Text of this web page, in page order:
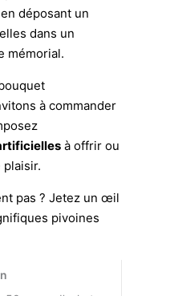
déposant un
dans un
mémorial.
à commander
à offrir ou
pas ? Jetez un œil
pivoines